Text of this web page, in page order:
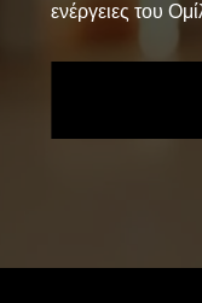
ενέργειες του